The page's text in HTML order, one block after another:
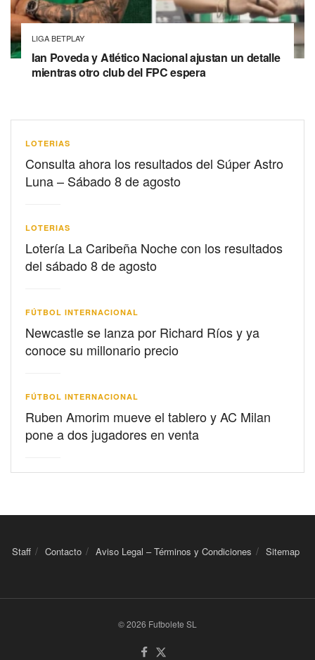
LIGA BETPLAY
Ian Poveda y Atlético Nacional ajustan un detalle
mientras otro club del FPC espera
LOTERIAS
Consulta ahora los resultados del Súper Astro
Luna – Sábado 8 de agosto
LOTERIAS
Lotería La Caribeña Noche con los resultados
del sábado 8 de agosto
FÚTBOL INTERNACIONAL
Newcastle se lanza por Richard Ríos y ya
conoce su millonario precio
FÚTBOL INTERNACIONAL
Ruben Amorim mueve el tablero y AC Milan
pone a dos jugadores en venta
Staff Contacto Aviso Legal – Términos y Condiciones Sitemap
© 2026 Futbolete SL